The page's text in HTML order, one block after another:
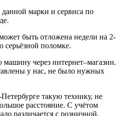
марки и сервиса по
быть отложена недели на 2-
серьёзной поломке.
через интернет–магазин.
у нас, не было нужных
такую технику, не
расстояние. С учётом
различается с розничной.